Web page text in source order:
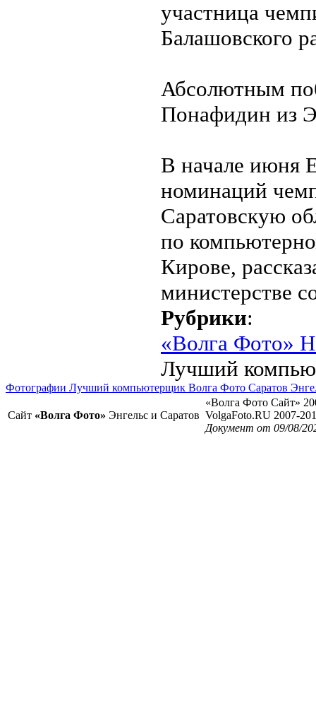
участница
Балашовского
Абсолютным
Понафидин из
В начале июня
номинаций
Саратовскую
по
Кирове,
министерстве
Рубрики:
«Волга Фото»
Лучший
Фотографии Лучший компьютерщик Волга Фото Саратов
Сайт «Волга Фото» Энгельс и Саратов
«Волга Фото Сайт»
VolgaFoto.RU 2007-
Документ от 09/08/